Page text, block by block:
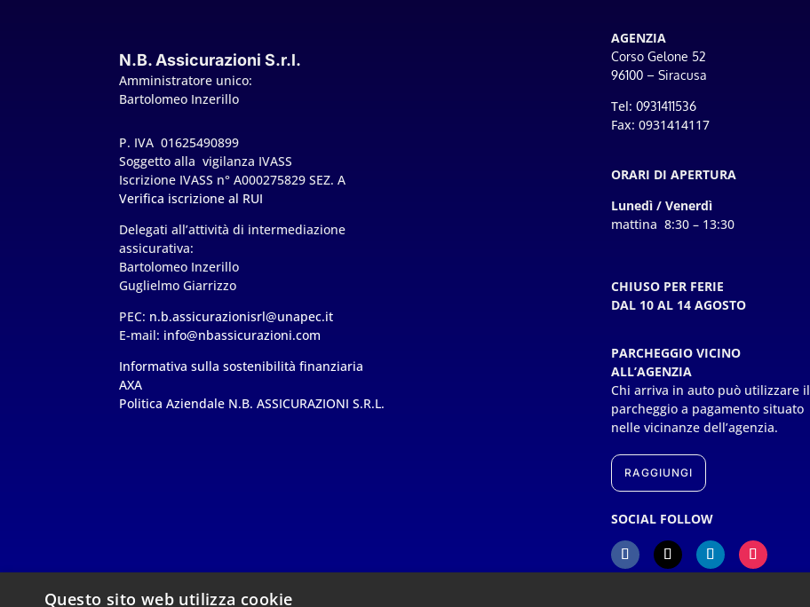
N.B. Assicurazioni S.r.l.
Amministratore unico:
Bartolomeo Inzerillo
P. IVA 01625490899
Soggetto alla vigilanza IVASS
Iscrizione IVASS n° A000275829 SEZ. A
Verifica iscrizione al RUI
Delegati all’attività di intermediazione
assicurativa:
Bartolomeo Inzerillo
Guglielmo Giarrizzo
PEC: n.b.assicurazionisrl@unapec.it
E-mail: info@nbassicurazioni.com
Informativa sulla sostenibilità finanziaria
AXA
Politica Aziendale N.B. ASSICURAZIONI S.R.L.
AGENZIA
Corso Gelone 52
96100 – Siracusa
Tel:0931411536
Fax: 0931414117
ORARI DI APERTURA
Lunedì / Venerdì
mattina 8:30 – 13:30
CHIUSO PER FERIE
DAL 10 AL 14 AGOSTO
PARCHEGGIO VICINO
ALL’AGENZIA
Chi arriva in auto può utilizzare il
parcheggio a pagamento situato
nelle vicinanze dell’agenzia.
RAGGIUNGI
SOCIAL FOLLOW
Questo sito web utilizza cookie